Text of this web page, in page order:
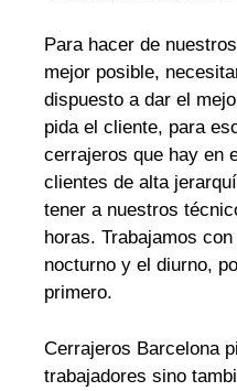
Para hacer de
mejor posible,
dispuesto a dar el
pida el cliente, para
cerrajeros que hay en
clientes de alta
tener a nuestros
horas. Trabajamos
nocturno y el diurno,
primero.
Cerrajeros Barcelona
trabajadores sino